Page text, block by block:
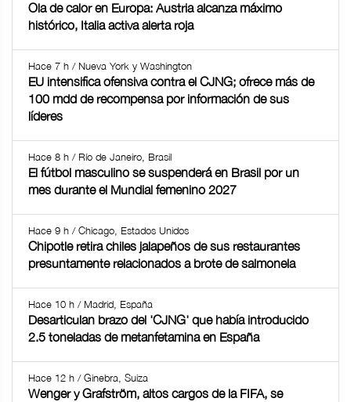
Ola de calor en Europa: Austria alcanza máximo
histórico, Italia activa alerta roja
Hace 7 h / Nueva York y Washington
EU intensifica ofensiva contra el CJNG; ofrece más de
100 mdd de recompensa por información de sus
líderes
Hace 8 h / Río de Janeiro, Brasil
El fútbol masculino se suspenderá en Brasil por un
mes durante el Mundial femenino 2027
Hace 9 h / Chicago, Estados Unidos
Chipotle retira chiles jalapeños de sus restaurantes
presuntamente relacionados a brote de salmonela
Hace 10 h / Madrid, España
Desarticulan brazo del 'CJNG' que había introducido
2.5 toneladas de metanfetamina en España
Hace 12 h / Ginebra, Suiza
Wenger y Grafström, altos cargos de la FIFA, se